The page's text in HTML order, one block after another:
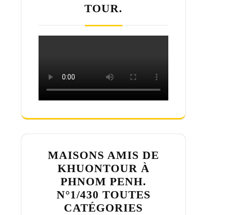
TOUR.
MAISONS AMIS DE
KHUONTOUR À
PHNOM PENH.
N°1/430 TOUTES
CATÉGORIES